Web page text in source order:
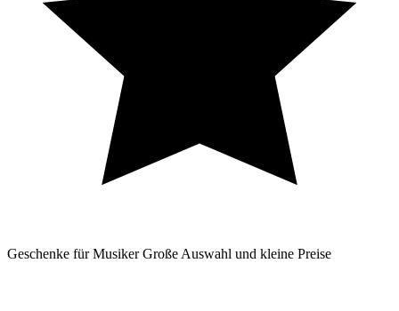
Geschenke für Musiker Große Auswahl und kleine Preise